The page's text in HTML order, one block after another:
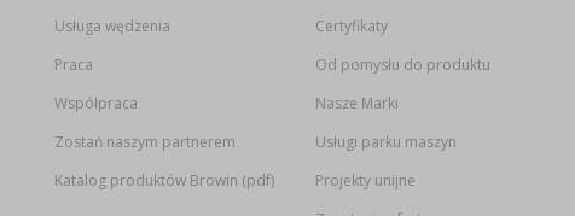
Usługa wędzenia
Praca
Współpraca
Zostań naszym partnerem
Katalog produktów Browin (pdf)
Certyfikaty
Od pomysłu do produktu
Nasze Marki
Usługi parku maszyn
Projekty unijne